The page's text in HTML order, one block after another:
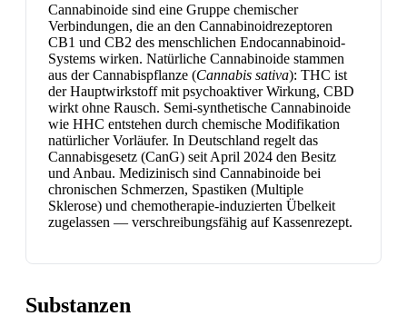
Cannabinoide sind eine Gruppe chemischer
Verbindungen, die an den Cannabinoidrezeptoren
CB1 und CB2 des menschlichen Endocannabinoid-
Systems wirken. Natürliche Cannabinoide stammen
aus der Cannabispflanze (Cannabis sativa): THC ist
der Hauptwirkstoff mit psychoaktiver Wirkung, CBD
wirkt ohne Rausch. Semi-synthetische Cannabinoide
wie HHC entstehen durch chemische Modifikation
natürlicher Vorläufer. In Deutschland regelt das
Cannabisgesetz (CanG) seit April 2024 den Besitz
und Anbau. Medizinisch sind Cannabinoide bei
chronischen Schmerzen, Spastiken (Multiple
Sklerose) und chemotherapie-induzierten Übelkeit
zugelassen — verschreibungsfähig auf Kassenrezept.
Substanzen